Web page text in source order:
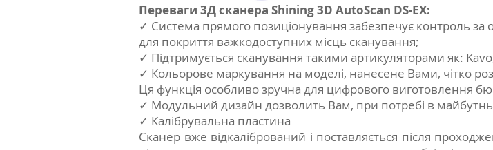
Переваги 3Д сканера Shining 3D AutoScan DS-EX:
✓ Система прямого позиціонування забезпечує контроль за
для покриття важкодоступних місць сканування;
✓ Підтримується сканування такими артикуляторами як:
✓ Кольорове маркування на моделі, нанесене Baми, чітко
Ця функція особливо зручна для цифрового виготовлення
✓ Mодульний дизайн дозволить Вам, при потребі в
✓ Калібрувальна пластина
Cканер вже відкалібрований і поставляється після